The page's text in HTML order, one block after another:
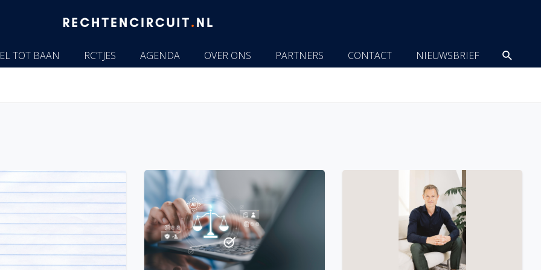
TOT BAAN RC’TJES AGENDA OVER ONS PARTNERS CONTACT NIEUWSBRIEF